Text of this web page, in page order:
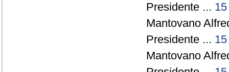
Presidente ... 15
Mantovano
Presidente ... 15
Mantovano